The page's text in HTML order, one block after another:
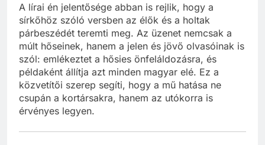
A lírai én jelentősége abban is rejlik, hogy a
sírkőhöz szóló versben az élők és a holtak
párbeszédét teremti meg. Az üzenet nemcsak a
múlt hőseinek, hanem a jelen és jövő olvasóinak is
szól: emlékeztet a hősies önfeláldozásra, és
példaként állítja azt minden magyar elé. Ez a
közvetítői szerep segíti, hogy a mű hatása ne
csupán a kortársakra, hanem az utókorra is
érvényes legyen.